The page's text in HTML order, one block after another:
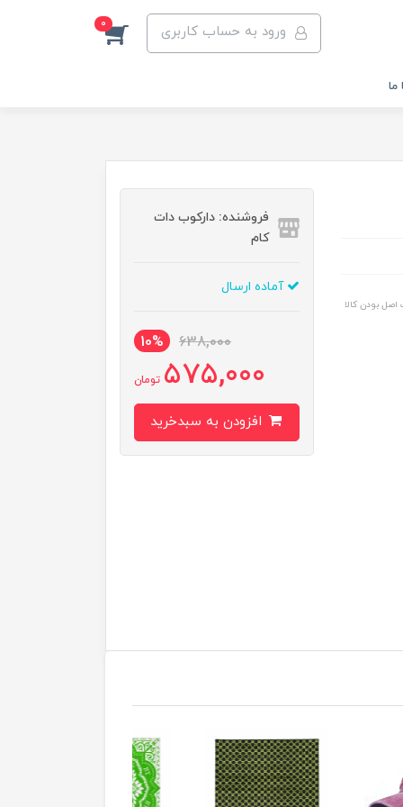
ورود به حساب کاربری 0
ما
بودن کالا
فروشنده: دارکوب دات
کام
آماده ارسال
638,000
10%
575,000 تومان